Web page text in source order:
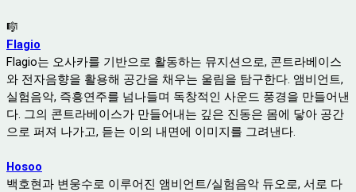
🎼
Flagio
Flagio는 오사카를 기반으로 활동하는 뮤지션으로, 콘트라베이스
와 전자음향을 활용해 공간을 채우는 울림을 탐구한다. 앰비언트,
실험음악, 즉흥연주를 넘나들며 독창적인 사운드 풍경을 만들어낸
다. 그의 콘트라베이스가 만들어내는 깊은 진동은 몸에 닿아 공간
으로 퍼져 나가고, 듣는 이의 내면에 이미지를 그려낸다.
Hosoo
백호현과 변웅수로 이루어진 앰비언트/실험음악 듀오로, 서로 다